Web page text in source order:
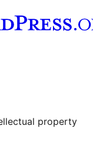
property